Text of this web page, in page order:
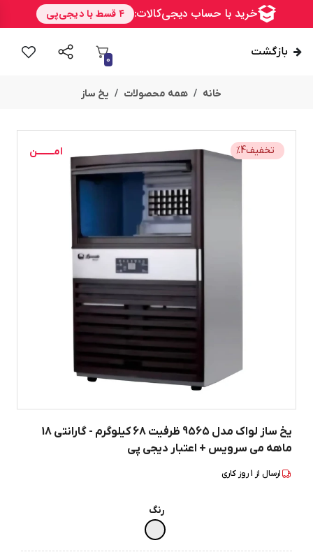
بازگشت
0
خانه همه محصولات یخ ساز
امــــــــن تخفیف %4
یخ ساز لواک مدل 9565 ظرفیت 68 کیلوگرم - گارانتی 18
ماهه می سرویس + اعتبار دیجی پی
ارسال از 1روز کاری
رنگ